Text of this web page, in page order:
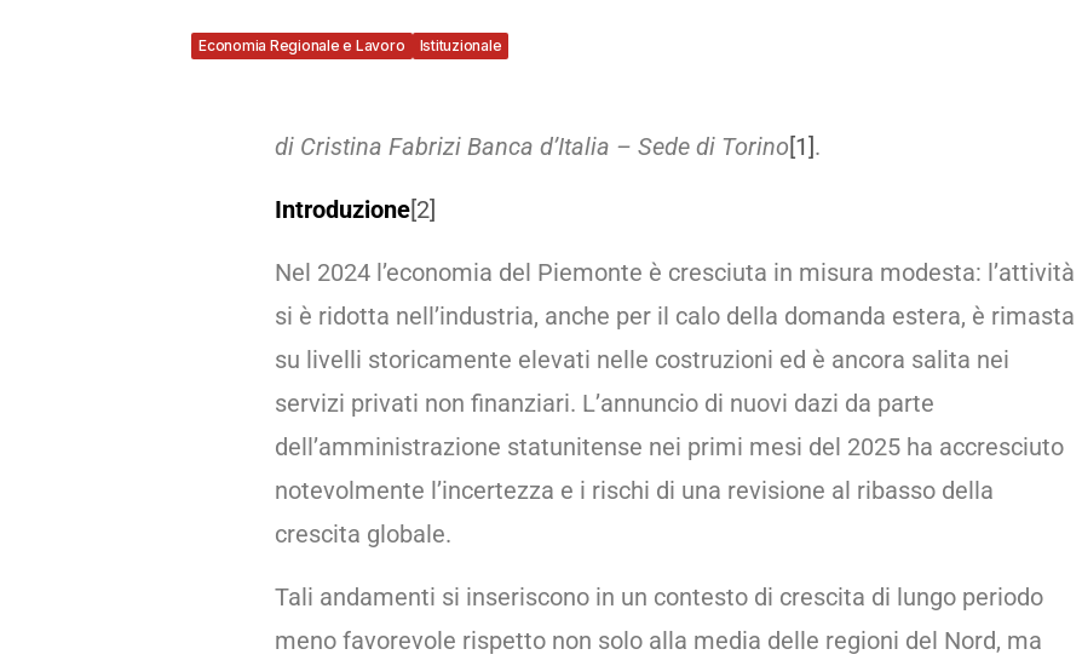
Economia Regionale e Lavoro Istituzionale
di Cristina Fabrizi Banca d’Italia – Sede di Torino[1].
Introduzione[2]
Nel 2024 l’economia del Piemonte è cresciuta in misura modesta: l’attività
si è ridotta nell’industria, anche per il calo della domanda estera, è rimasta
su livelli storicamente elevati nelle costruzioni ed è ancora salita nei
servizi privati non finanziari. L’annuncio di nuovi dazi da parte
dell’amministrazione statunitense nei primi mesi del 2025 ha accresciuto
notevolmente l’incertezza e i rischi di una revisione al ribasso della
crescita globale.
Tali andamenti si inseriscono in un contesto di crescita di lungo periodo
meno favorevole rispetto non solo alla media delle regioni del Nord, ma